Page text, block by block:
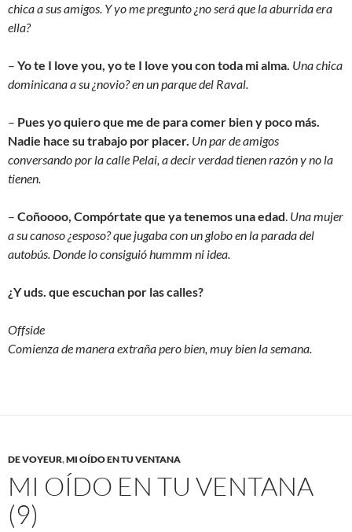
chica a sus amigos. Y yo me pregunto ¿no será que la aburrida era
ella?
– Yo te I love you, yo te I love you con toda mi alma. Una chica
dominicana a su ¿novio? en un parque del Raval.
– Pues yo quiero que me de para comer bien y poco más.
Nadie hace su trabajo por placer. Un par de amigos
conversando por la calle Pelai, a decir verdad tienen razón y no la
tienen.
– Coñoooo, Compórtate que ya tenemos una edad. Una mujer
a su canoso ¿esposo? que jugaba con un globo en la parada del
autobús. Donde lo consiguió hummm ni idea.
¿Y uds. que escuchan por las calles?
Offside
Comienza de manera extraña pero bien, muy bien la semana.
DE VOYEUR,MI OÍDO EN TU VENTANA
MI OÍDO EN TU VENTANA
(9)